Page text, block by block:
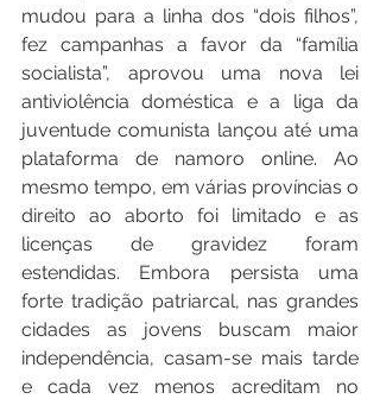
mudou para a linha dos “dois filhos”,
fez campanhas a favor da “família
socialista”, aprovou uma nova lei
antiviolência doméstica e a liga da
juventude comunista lançou até uma
plataforma de namoro online. Ao
mesmo tempo, em várias províncias o
direito ao aborto foi limitado e as
licenças de gravidez foram
estendidas. Embora persista uma
forte tradição patriarcal, nas grandes
cidades as jovens buscam maior
independência, casam-se mais tarde
e cada vez menos acreditam no